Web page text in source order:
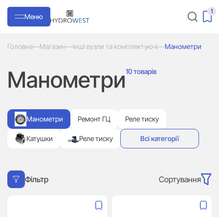
Меню
1
Головна—Магазин—Інші вузли та комплектуючі—Манометри
Манометри10 товарів
Ремонт ГЦ
Манометри Реле тиску
Катушки Реле тиску Всі категорії
Фільтр Сортування